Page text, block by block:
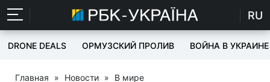
RU
DRONE DEALS ОРМУЗСКИЙ ПРОЛИВ ВОЙНА В УКРАИНЕ
Главная » Новости » В мире